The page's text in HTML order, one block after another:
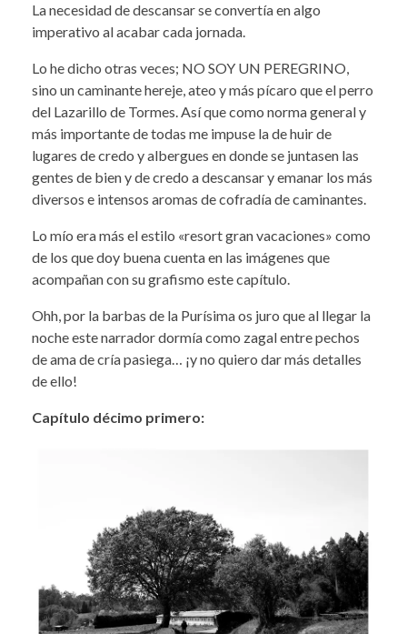
La necesidad de descansar se convertía en algo
imperativo al acabar cada jornada.
Lo he dicho otras veces; NO SOY UN PEREGRINO,
sino un caminante hereje, ateo y más pícaro que el perro
del Lazarillo de Tormes. Así que como norma general y
más importante de todas me impuse la de huir de
lugares de credo y albergues en donde se juntasen las
gentes de bien y de credo a descansar y emanar los más
diversos e intensos aromas de cofradía de caminantes.
Lo mío era más el estilo «resort gran vacaciones» como
de los que doy buena cuenta en las imágenes que
acompañan con su grafismo este capítulo.
Ohh, por la barbas de la Purísima os juro que al llegar la
noche este narrador dormía como zagal entre pechos
de ama de cría pasiega… ¡y no quiero dar más detalles
de ello!
Capítulo décimo primero: